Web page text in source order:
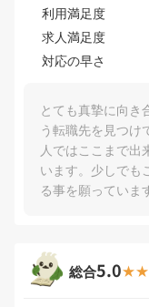
利用満足度
求人満足度
対応の早さ
とても真摯に向き
う転職先を見つけ
人ではここまで出
います。少しでも
る事を願っていま
総合5.0